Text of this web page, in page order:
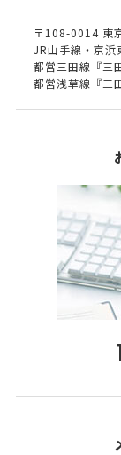
〒108-0014 東
JR山手線・京浜
都営三田線『三
都営浅草線『三